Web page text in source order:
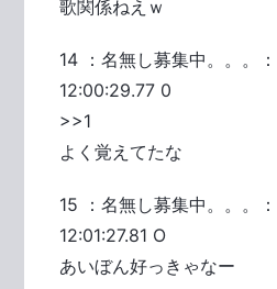
歌関係ねえｗ
14 ：名無し募集中。。。
12:00:29.77 0
>>1
よく覚えてたな
15 ：名無し募集中。。。
12:01:27.81 O
あいぼん好っきゃなー